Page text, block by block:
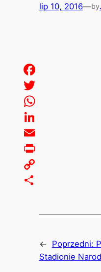
lip 10, 2016—by
Facebook
Twitter
WhatsApp
LinkedIn
Email
Print
Copy
← Poprzedni:
Stadionie